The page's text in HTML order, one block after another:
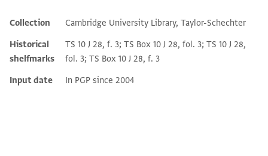
Additional metadata
Collection
Cambridge University Library, Taylor-Schechter
Historical
shelfmarks
TS 10 J 28, f. 3; TS Box 10 J 28, fol. 3; TS 10 J 28,
fol. 3; TS Box 10 J 28, f. 3
Input date
In PGP since 2004